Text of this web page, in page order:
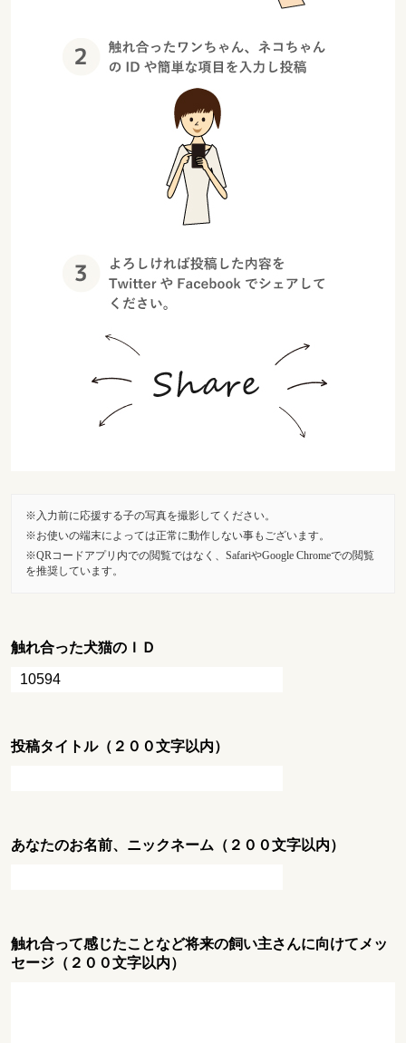
入力前に応援する子の写真を撮影してください。
お使いの端末によっては正常に動作しない事もございます。
QRコードアプリ内での閲覧ではなく、SafariやGoogle Chromeでの閲覧
を推奨しています。
触れ合った犬猫のＩＤ
投稿タイトル（２００文字以内）
あなたのお名前、ニックネーム（２００文字以内）
触れ合って感じたことなど将来の飼い主さんに向けてメッ
セージ（２００文字以内）